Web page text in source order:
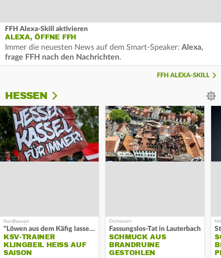
FFH Alexa-Skill aktivieren
ALEXA, ÖFFNE FFH
Immer die neuesten News auf dem Smart-Speaker: Alexa,
frage FFH nach den Nachrichten.
FFH ALEXA-SKILL
HESSEN
"Löwen aus dem Käfig lassen"
KSV-TRAINER
KLINGBEIL HEISS AUF S
AISON
Fassungslos-Tat in Lauterbach
SCHMUCK AUS
BRANDRUINE
GESTOHLEN